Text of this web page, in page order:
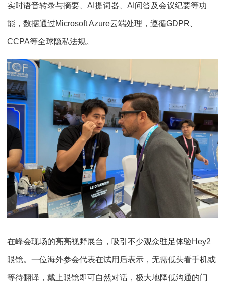
实时语音转录与摘要、AI提词器、AI问答及会议纪要等功
能，数据通过Microsoft Azure云端处理，遵循GDPR、
CCPA等全球隐私法规。
在峰会现场的亮亮视野展台，吸引不少观众驻足体验Hey2
眼镜。一位海外参会代表在试用后表示，无需低头看手机或
等待翻译，戴上眼镜即可自然对话，极大地降低沟通的门